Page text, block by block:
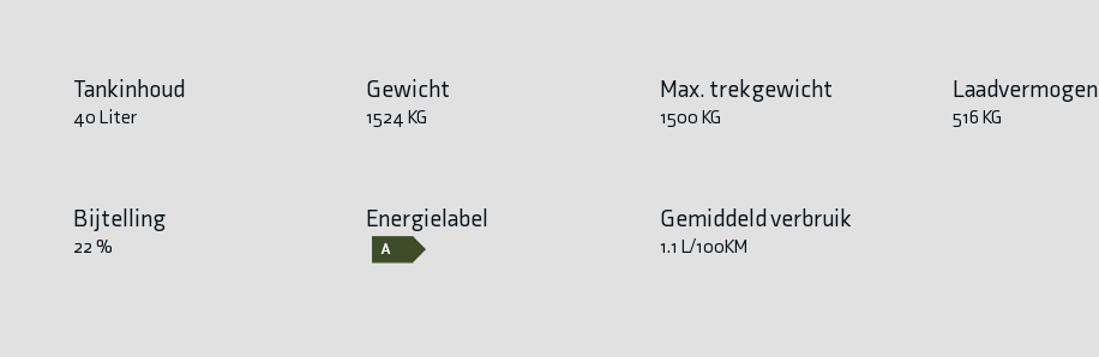
Tankinhoud
40 Liter
Gewicht
1524 KG
Max. trekgewicht
1500 KG
Laadvermogen
516 KG
Bijtelling
22 %
Energielabel Gemiddeld verbruik
1.1 L/100KM